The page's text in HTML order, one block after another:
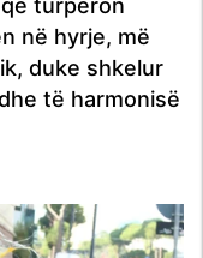
turpëron
në hyrje, më
duke shkelur
të harmonisë